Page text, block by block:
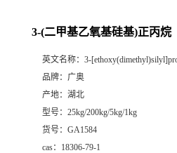
3-(二甲基乙氧基硅基)正丙烷
英文名称： 3-
品牌： 广奥
产地： 湖北
型号： 25kg/200kg/5kg/1kg
货号： GA1584
cas： 18306-79-1